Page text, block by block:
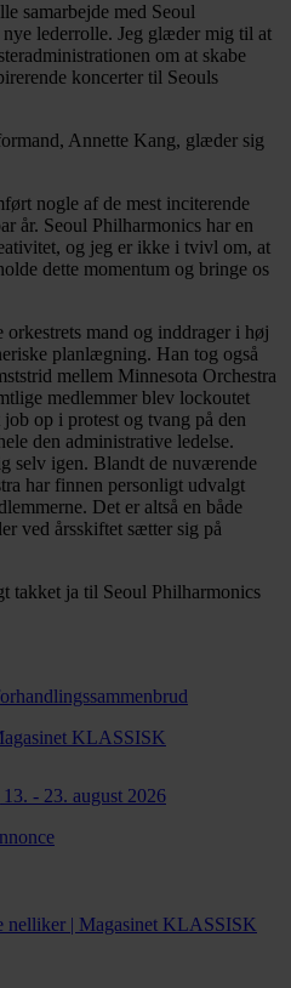
samarbejde med Seoul
lederrolle. Jeg glæder mig til at
om at skabe
koncerter til Seouls
Annette Kang, glæder sig
nogle af de mest inciterende
år. Seoul Philharmonics har en
og jeg er ikke i tvivl om, at
dette momentum og bringe os
mand og inddrager i høj
planlægning. Han tog også
mellem Minnesota Orchestra
medlemmer blev lockoutet
op i protest og tvang på den
den administrative ledelse.
selv igen. Blandt de nuværende
har finnen personligt udvalgt
Det er altså en både
ved årsskiftet sætter sig på
takket ja til Seoul Philharmonics